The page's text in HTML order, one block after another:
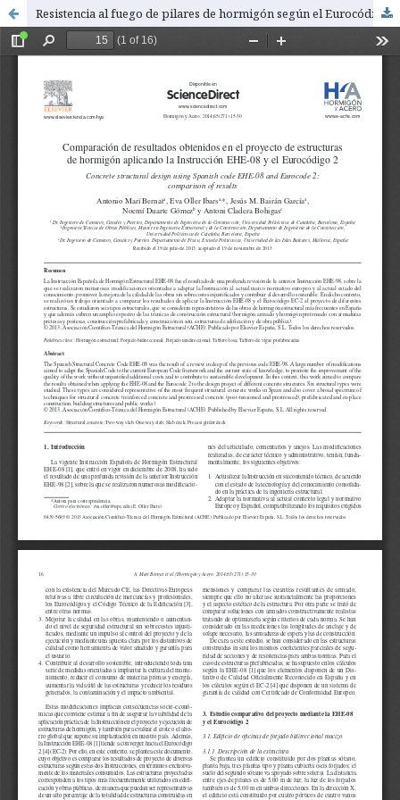
Resistencia al fuego de pilares de hormigón según el Eurocódigo 2 y comparación con la EHE-08. Métodos de comprobación mediante tablas